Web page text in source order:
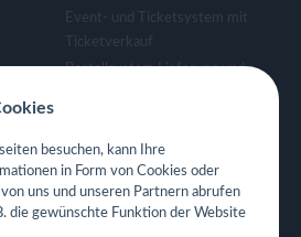
Event- und Ticketsystem mit
Ticketverkauf
Bestellsystem Lieferung und
Eigene App für Restaurant
besuchen, kann Ihre
in Form von Cookies oder
uns und unseren Partnern abrufen
die gewünschte Funktion der Website